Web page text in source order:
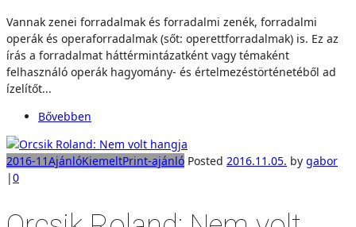
Vannak zenei forradalmak és forradalmi zenék, forradalmi
operák és operaforradalmak (sőt: operettforradalmak) is. Ez az
írás a forradalmat háttérmintázatként vagy témaként
felhasználó operák hagyomány- és értelmezéstörténetéből ad
ízelítőt...
Bővebben
2016-11AjánlóKiemeltPrint-ajánló Posted 2016.11.05. by gabor
|0